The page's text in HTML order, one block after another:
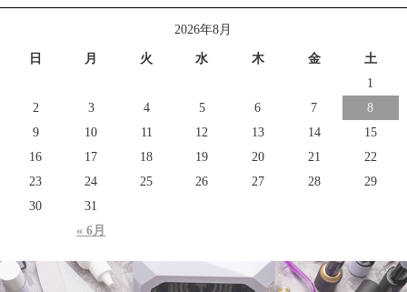
2026年8月
日 月 火 水 木 金 土
« 6月
1
2
3 4 5 6 7
8
9
10 11 12 13 14
15
16
17 18 19 20 21
22
23
24 25 26 27 28
29
30
31